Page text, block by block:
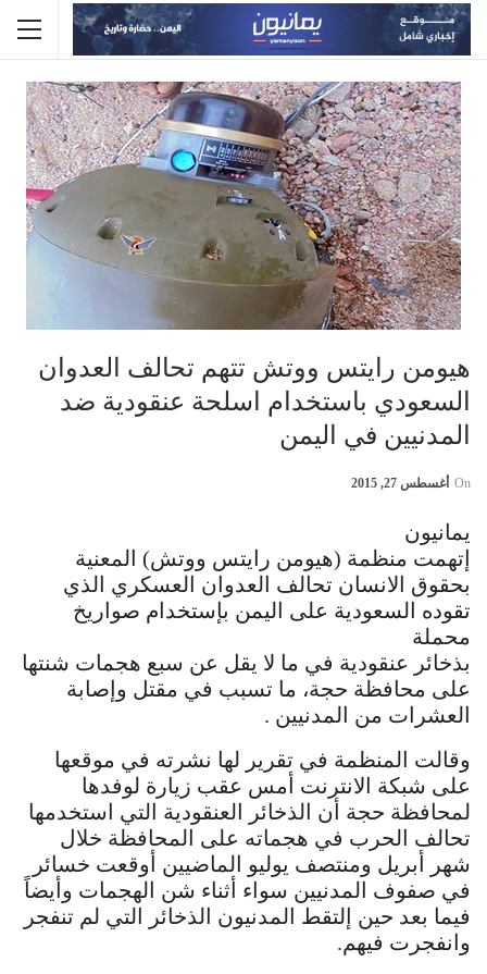
هيومن رايتس ووتش تتهم تحالف العدوان
السعودي باستخدام اسلحة عنقودية ضد
المدنيين في اليمن
On أغسطس 27, 2015
يمانيون
إتهمت منظمة (هيومن رايتس ووتش) المعنية
بحقوق الانسان تحالف العدوان العسكري الذي
تقوده السعودية على اليمن بإستخدام صواريخ
محملة
بذخائر عنقودية في ما لا يقل عن سبع هجمات شنتها
على محافظة حجة، ما تسبب في مقتل وإصابة
العشرات من المدنيين .
وقالت المنظمة في تقرير لها نشرته في موقعها
على شبكة الانترنت أمس عقب زيارة لوفدها
لمحافظة حجة أن الذخائر العنقودية التي استخدمها
تحالف الحرب في هجماته على المحافظة خلال
شهر أبريل ومنتصف يوليو الماضيين أوقعت خسائر
في صفوف المدنيين سواء أثناء شن الهجمات وأيضاً
فيما بعد حين إلتقط المدنيون الذخائر التي لم تنفجر
وانفجرت فيهم.